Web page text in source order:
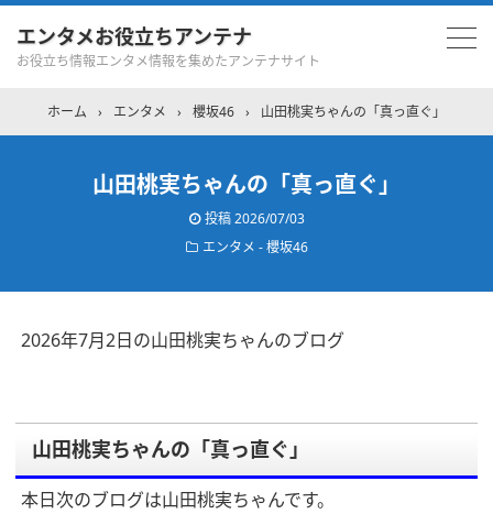
エンタメお役立ちアンテナ
お役立ち情報エンタメ情報を集めたアンテナサイト
ホーム › エンタメ › 櫻坂46 › 山田桃実ちゃんの「真っ直ぐ」
山田桃実ちゃんの「真っ直ぐ」
投稿2026/07/03
エンタメ - 櫻坂46
2026年7月2日の山田桃実ちゃんのブログ
山田桃実ちゃんの「真っ直ぐ」
本日次のブログは山田桃実ちゃんです。